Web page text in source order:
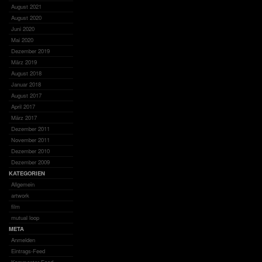
August 2021
August 2020
Juni 2020
Mai 2020
Dezember 2019
März 2019
August 2018
Januar 2018
August 2017
April 2017
März 2017
Dezember 2011
November 2011
Dezember 2010
Dezember 2009
KATEGORIEN
Allgemein
artwork
film
mutual loop
META
Anmelden
Eintrags-Feed